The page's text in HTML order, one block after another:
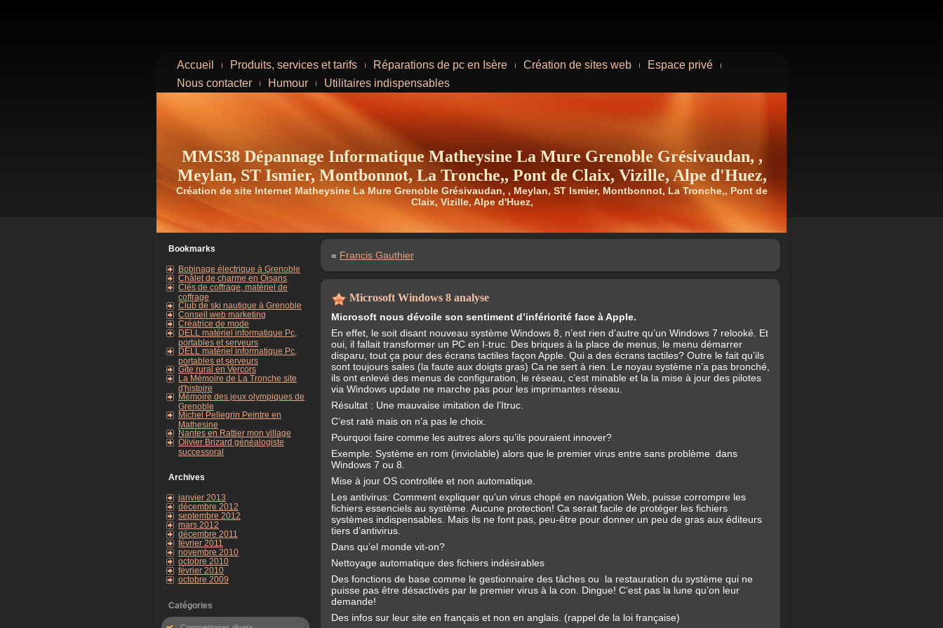
Accueil Produits, services et tarifs Réparations de pc en Isère Création de sites web
Espace privé
Nous contacter
Humour Utilitaires indispensables
MMS38 Dépannage Informatique Matheysine La Mure Grenoble Grésivaudan, ,
Meylan, ST Ismier, Montbonnot, La Tronche,, Pont de Claix, Vizille, Alpe d'Huez,
Création de site Internet Matheysine La Mure Grenoble Grésivaudan, , Meylan, ST Ismier, Montbonnot, La Tronche,, Pont de
Claix, Vizille, Alpe d'Huez,
Bookmarks
Bobinage électrique à Grenoble
Châlet de charme en Oisans
Clés de coffrage, matériel de
coffrage
Club de ski nautique à Grenoble
Conseil web marketing
Créatrice de mode
DELL matériel informatique Pc,
portables et serveurs
DELL matériel informatique Pc,
portables et serveurs
Gîte rural en Vercors
La Mémoire de La Tronche site
d'histoire
Mémoire des jeux olympiques de
Grenoble
Michel Pellegrin Peintre en
Mathesine
Nantes en Rattier mon village
Olivier Brizard généalogiste
successoral
Archives
janvier 2013
décembre 2012
septembre 2012
mars 2012
décembre 2011
février 2011
novembre 2010
octobre 2010
février 2010
octobre 2009
Catégories
« Francis Gauthier
Microsoft Windows 8 analyse
Microsoft nous dévoile son sentiment d’infériorité face à Apple.
En effet, le soit disant nouveau système Windows 8, n’est rien d’autre qu’un Windows 7 relooké. Et
oui, il fallait transformer un PC en I-truc. Des briques à la place de menus, le menu démarrer
disparu, tout ça pour des écrans tactiles façon Apple. Qui a des écrans tactiles? Outre le fait qu’ils
sont toujours sales (la faute aux doigts gras) Ca ne sert à rien. Le noyau système n’a pas bronché,
ils ont enlevé des menus de configuration, le réseau, c’est minable et la la mise à jour des pilotes
via Windows update ne marche pas pour les imprimantes réseau.
Résultat : Une mauvaise imitation de l’Itruc.
C’est raté mais on n’a pas le choix.
Pourquoi faire comme les autres alors qu’ils pouraient innover?
Exemple: Système en rom (inviolable) alors que le premier virus entre sans problème dans
Windows 7 ou 8.
Mise à jour OS controllée et non automatique.
Les antivirus: Comment expliquer qu’un virus chopé en navigation Web, puisse corrompre les
fichiers essenciels au système. Aucune protection! Ca serait facile de protéger les fichiers
systèmes indispensables. Mais ils ne font pas, peu-être pour donner un peu de gras aux éditeurs
tiers d’antivirus.
Dans qu’el monde vit-on?
Nettoyage automatique des fichiers indésirables
Des fonctions de base comme le gestionnaire des tâches ou la restauration du système qui ne
puisse pas être désactivés par le premier virus à la con. Dingue! C’est pas la lune qu’on leur
demande!
Des infos sur leur site en français et non en anglais. (rappel de la loi française)